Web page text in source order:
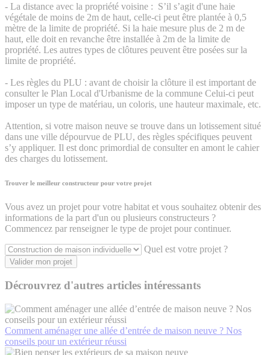
- La distance avec la propriété voisine : S’il s’agit d'une haie
végétale de moins de 2m de haut, celle-ci peut être plantée à 0,5
mètre de la limite de propriété. Si la haie mesure plus de 2 m de
haut, elle doit en revanche être installée à 2m de la limite de
propriété. Les autres types de clôtures peuvent être posées sur la
limite de propriété.
- Les règles du PLU : avant de choisir la clôture il est important de
consulter le Plan Local d'Urbanisme de la commune Celui-ci peut
imposer un type de matériau, un coloris, une hauteur maximale, etc.
Attention, si votre maison neuve se trouve dans un lotissement situé
dans une ville dépourvue de PLU, des règles spécifiques peuvent
s’y appliquer. Il est donc primordial de consulter en amont le cahier
des charges du lotissement.
Trouver le meilleur constructeur pour votre projet
Vous avez un projet pour votre habitat et vous souhaitez obtenir des
informations de la part d'un ou plusieurs constructeurs ?
Commencez par renseigner le type de projet pour continuer.
Quel est votre projet ?
Valider mon projet
Décrouvrez d'autres articles intéressants
Comment aménager une allée d’entrée de maison neuve ? Nos
conseils pour un extérieur réussi